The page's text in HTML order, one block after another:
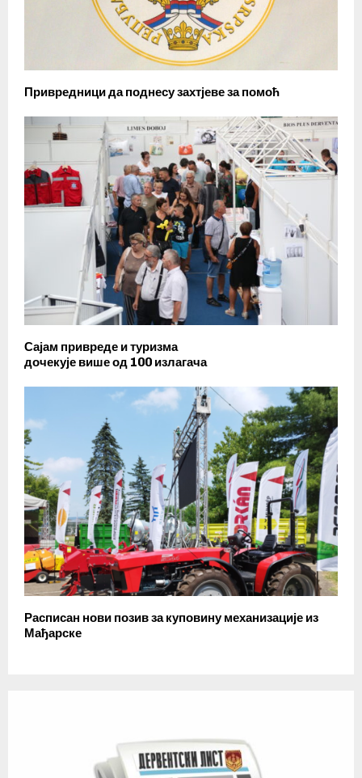
Привредници да поднесу захтјеве за помоћ
Сајам привреде и туризма
дочекује више од 100 излагача
Расписан нови позив за куповину механизације из
Мађарске